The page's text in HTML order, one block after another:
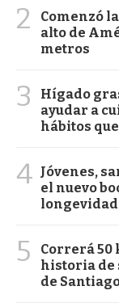
2
Comenzó
alto de
metros
3
Hígado
ayudar a
hábitos
4 Jóvenes,
el nuevo
longevidad
5
Correrá 50
historia de
de